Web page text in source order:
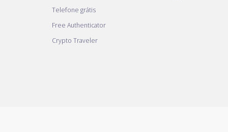
Telefone grátis
Free Authenticator
Crypto Traveler